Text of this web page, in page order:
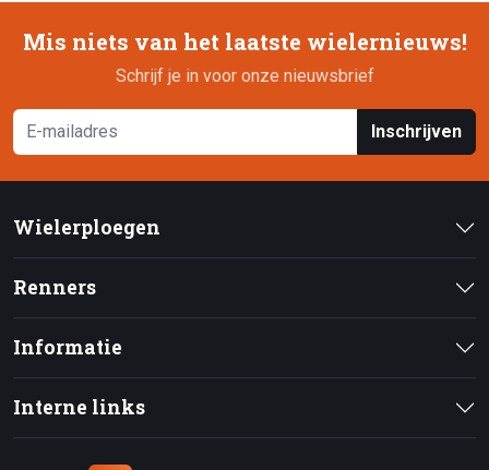
Mis niets van het laatste wielernieuws!
Schrijf je in voor onze nieuwsbrief
Inschrijven
Wielerploegen
Renners
Informatie
Interne links